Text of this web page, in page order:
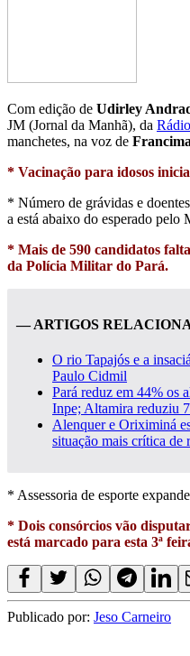
Com edição de Udirley
JM (Jornal da Manhã), da
manchetes, na voz de
* Vacinação para idosos
* Número de grávidas e
a está abaixo do esperado pelo
* Mais de 590 candidatos
da Polícia Militar do Pará.
— ARTIGOS
O rio Tapajós e a
Paulo Cidmil
Pará reduz em 44% os
Inpe; Altamira reduziu
Alenquer e Oriximiná
situação mais crítica de
* Assessoria de esporte
* Dois consórcios vão
está marcado para esta 3ª
Publicado por: Jeso Carneiro